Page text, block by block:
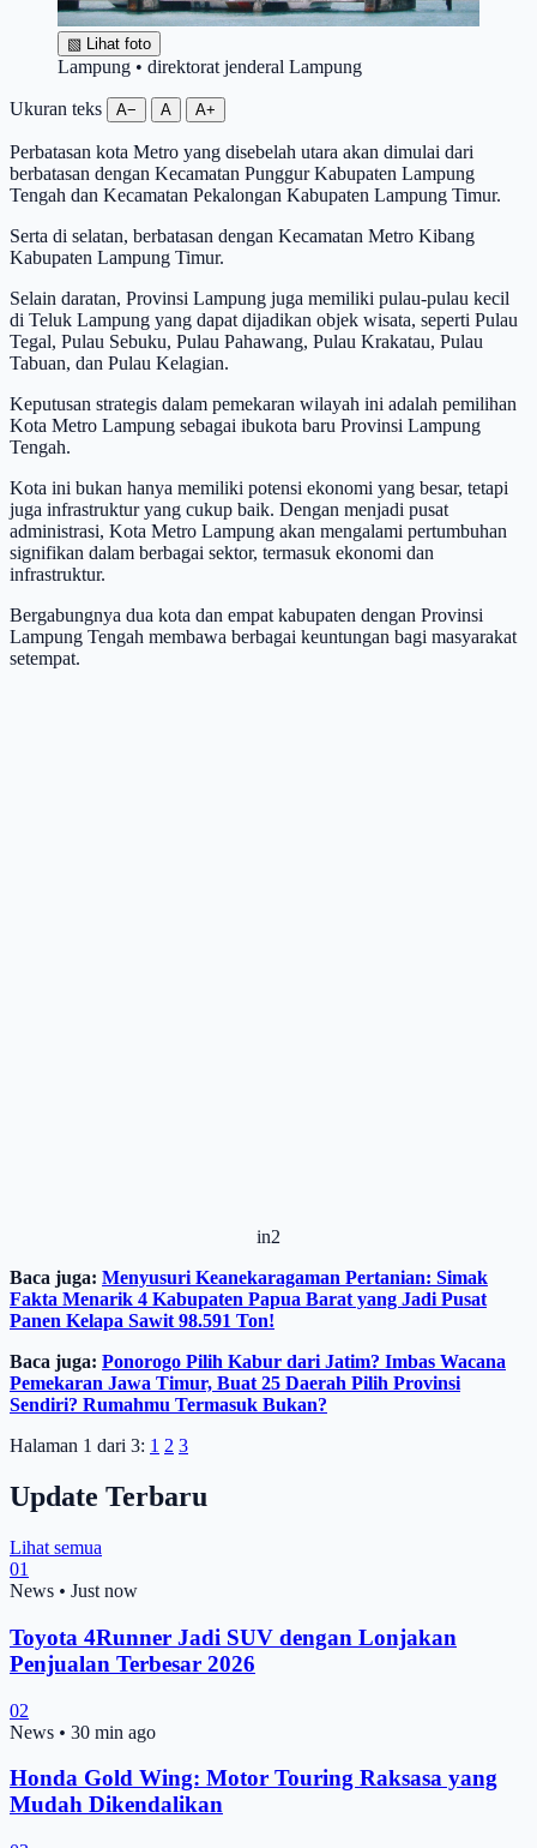
▧ Lihat foto
Lampung • direktorat jenderal Lampung
Ukuran teks A− A A+
Perbatasan kota Metro yang disebelah utara akan dimulai dari
berbatasan dengan Kecamatan Punggur Kabupaten Lampung
Tengah dan Kecamatan Pekalongan Kabupaten Lampung Timur.
Serta di selatan, berbatasan dengan Kecamatan Metro Kibang
Kabupaten Lampung Timur.
Selain daratan, Provinsi Lampung juga memiliki pulau-pulau kecil
di Teluk Lampung yang dapat dijadikan objek wisata, seperti Pulau
Tegal, Pulau Sebuku, Pulau Pahawang, Pulau Krakatau, Pulau
Tabuan, dan Pulau Kelagian.
Keputusan strategis dalam pemekaran wilayah ini adalah pemilihan
Kota Metro Lampung sebagai ibukota baru Provinsi Lampung
Tengah.
Kota ini bukan hanya memiliki potensi ekonomi yang besar, tetapi
juga infrastruktur yang cukup baik. Dengan menjadi pusat
administrasi, Kota Metro Lampung akan mengalami pertumbuhan
signifikan dalam berbagai sektor, termasuk ekonomi dan
infrastruktur.
Bergabungnya dua kota dan empat kabupaten dengan Provinsi
Lampung Tengah membawa berbagai keuntungan bagi masyarakat
setempat.
in2
Baca juga: Menyusuri Keanekaragaman Pertanian: Simak
Fakta Menarik 4 Kabupaten Papua Barat yang Jadi Pusat
Panen Kelapa Sawit 98.591 Ton!
Baca juga: Ponorogo Pilih Kabur dari Jatim? Imbas Wacana
Pemekaran Jawa Timur, Buat 25 Daerah Pilih Provinsi
Sendiri? Rumahmu Termasuk Bukan?
Halaman 1 dari 3: 1 2 3
Update Terbaru
Lihat semua
01
News • Just now
Toyota 4Runner Jadi SUV dengan Lonjakan
Penjualan Terbesar 2026
02
News • 30 min ago
Honda Gold Wing: Motor Touring Raksasa yang
Mudah Dikendalikan